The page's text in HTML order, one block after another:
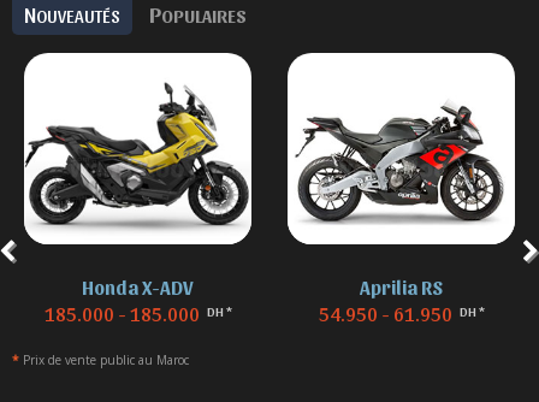
NOUVEAUTÉS POPULAIRES
Honda X-ADV
185.000 - 185.000 DH *
Aprilia RS
54.950 - 61.950 DH *
* Prix de vente public au Maroc